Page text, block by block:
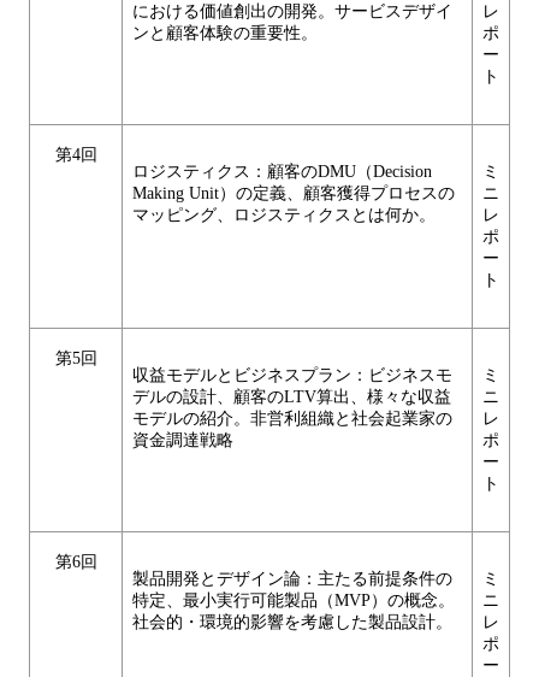
における価値創出の開発。サービスデザイ
ンと顧客体験の重要性。
レ
ポ
ー
ト
第4回
ロジスティクス：顧客のDMU（Decision
Making Unit）の定義、顧客獲得プロセスの
マッピング、ロジスティクスとは何か。
ミ
ニ
レ
ポ
ー
ト
第5回
収益モデルとビジネスプラン：ビジネスモ
デルの設計、顧客のLTV算出、様々な収益
モデルの紹介。非営利組織と社会起業家の
資金調達戦略
ミ
ニ
レ
ポ
ー
ト
第6回
製品開発とデザイン論：主たる前提条件の
特定、最小実行可能製品（MVP）の概念。
社会的・環境的影響を考慮した製品設計。
ミ
ニ
レ
ポ
ー